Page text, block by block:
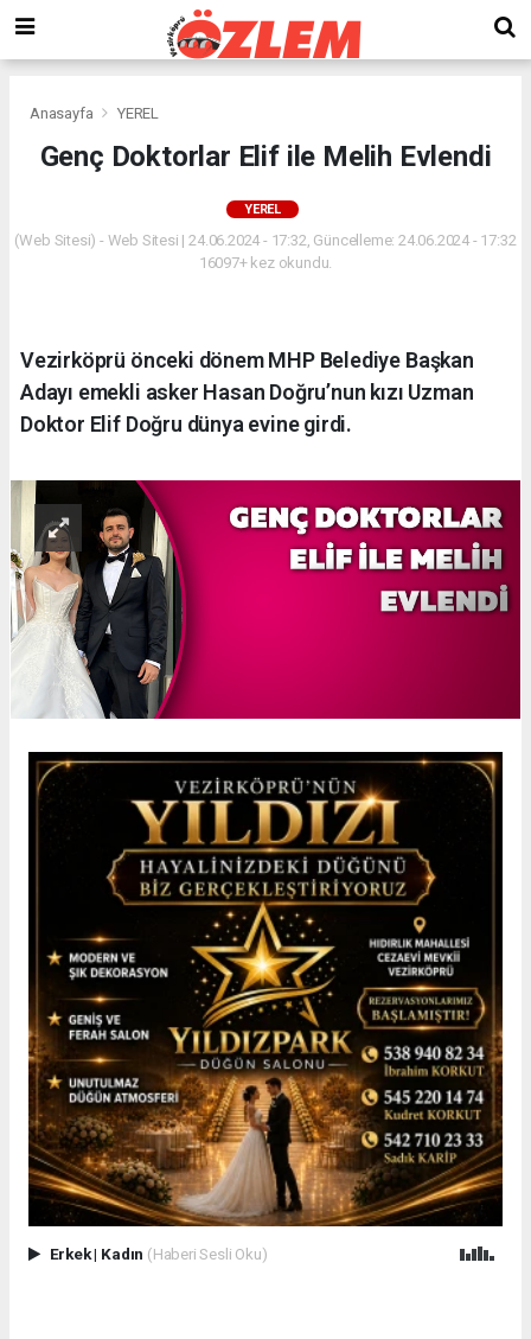
Anasayfa YEREL
Genç Doktorlar Elif ile Melih Evlendi
YEREL
(Web Sitesi) - Web Sitesi | 24.06.2024 - 17:32, Güncelleme: 24.06.2024 - 17:32
16097+ kez okundu.
Vezirköprü önceki dönem MHP Belediye Başkan
Adayı emekli asker Hasan Doğru’nun kızı Uzman
Doktor Elif Doğru dünya evine girdi.
Erkek| Kadın (Haberi Sesli Oku)